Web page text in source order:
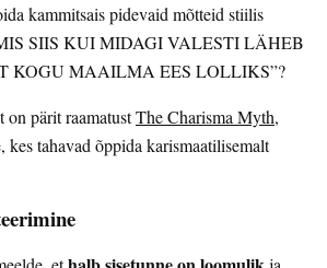
kammitsais pidevaid mõtteid stiilis
SIIS KUI MIDAGI VALESTI LÄHEB
KOGU MAAILMA EES LOLLIKS”?
on pärit raamatustThe Charisma Myth,
tahavad õppida karismaatilisemalt